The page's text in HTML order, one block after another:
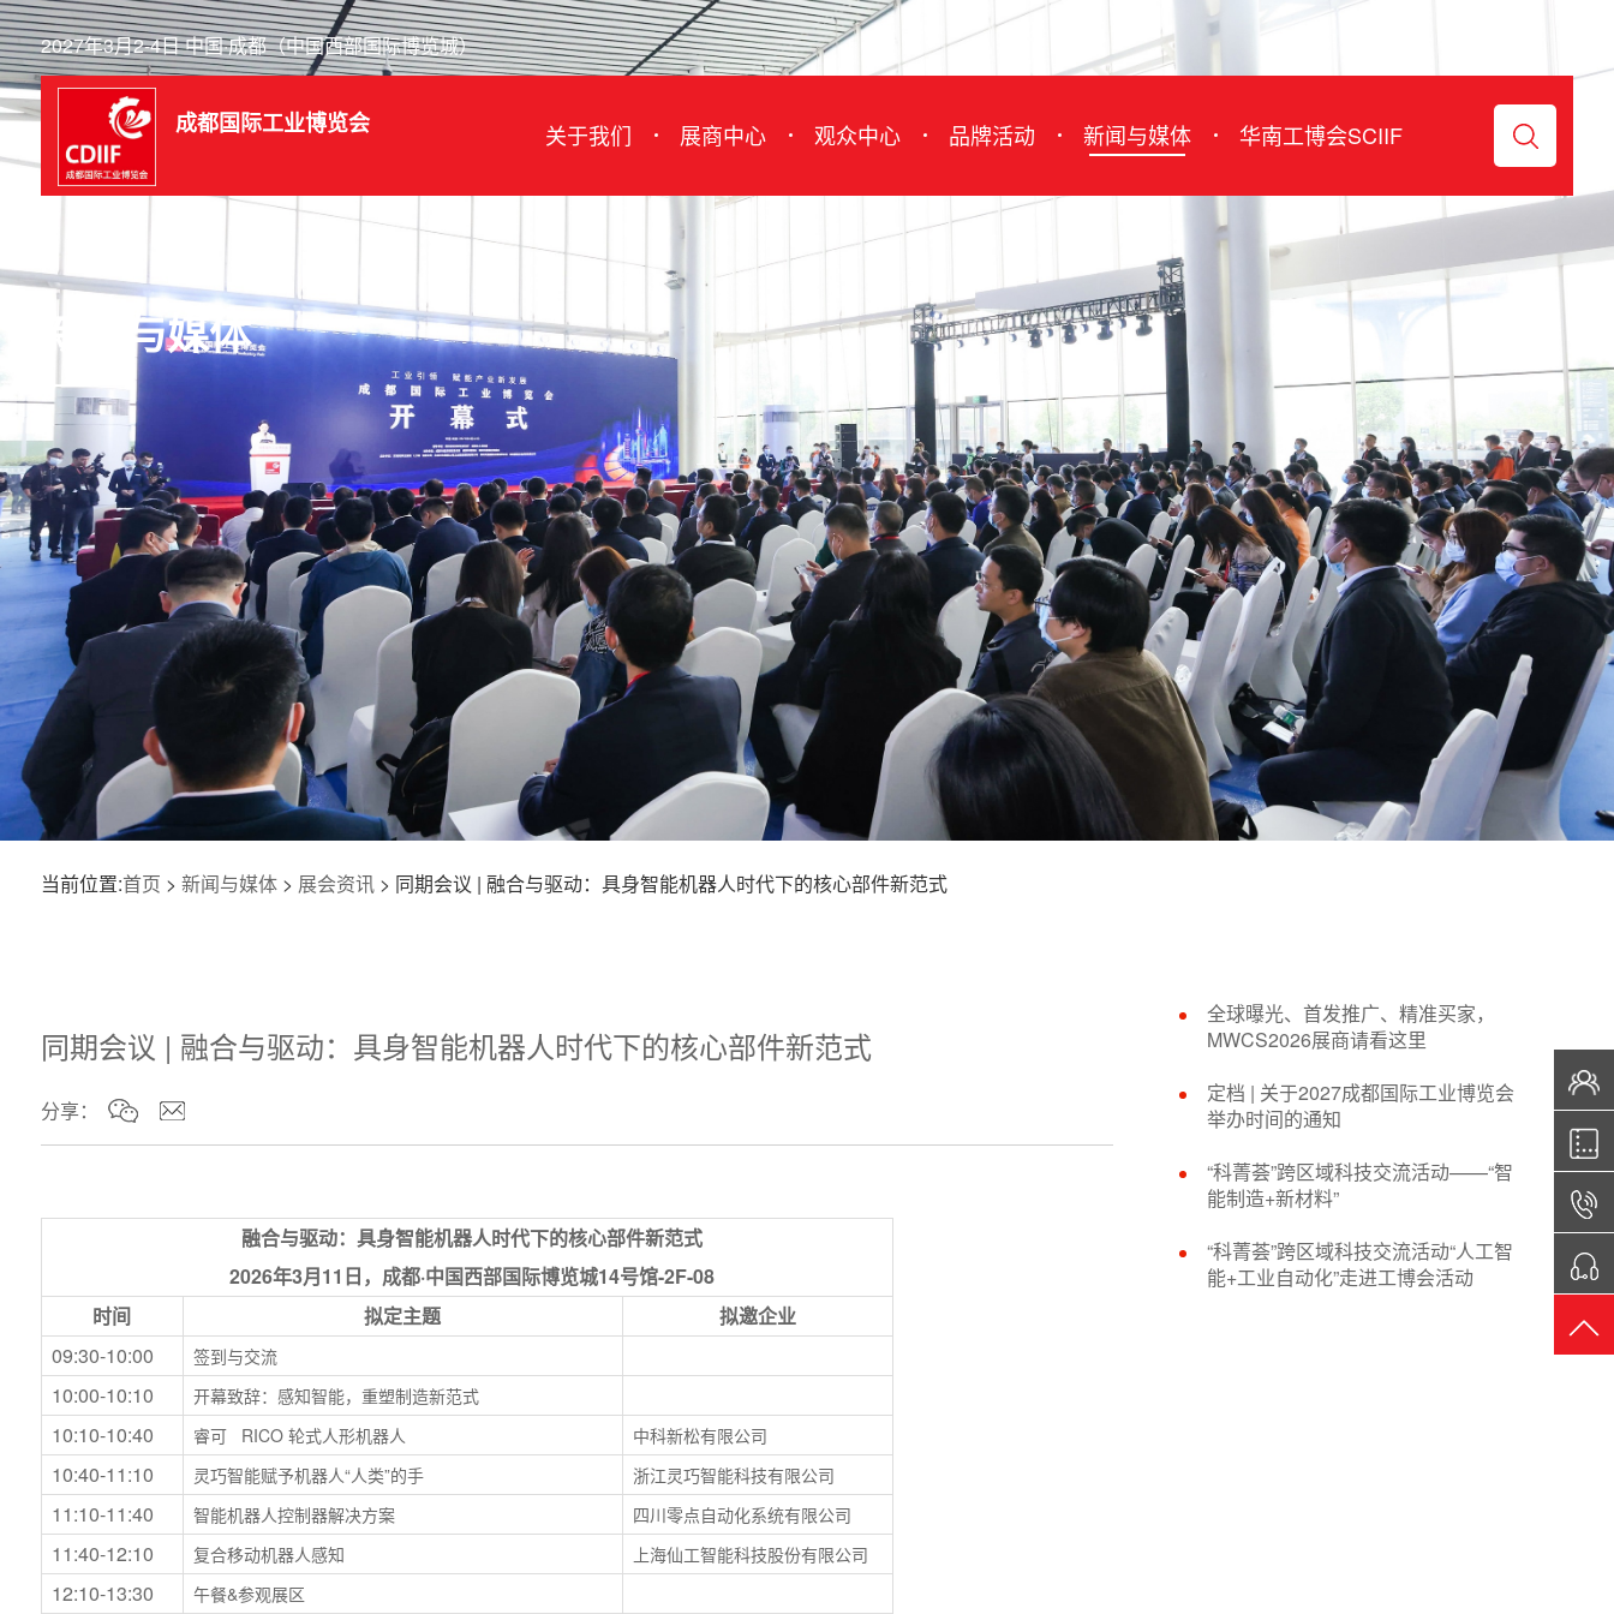
2027年3月2-4日 中国·成都（中国西部国际博览城）
成都国际工业博览会 关于我们 展商中心 观众中心 品牌活动 新闻与媒体 华南工博会SCIIF
新闻与媒体
当前位置:首页 > 新闻与媒体> 展会资讯> 同期会议 | 融合与驱动：具身智能机器人时代下的核心部件新范式
同期会议 | 融合与驱动：具身智能机器人时代下的核心部件新范式
分享：
融合与驱动：具身智能机器人时代下的核心部件新范式
2026年3月11日，成都·中国西部国际博览城14号馆-2F-08
时间
拟定主题
拟邀企业
09:30-10:00
签到与交流
10:00-10:10 开幕致辞：感知智能，重塑制造新范式
10:10-10:40 睿可 RICO 轮式人形机器人 中科新松有限公司
10:40-11:10 灵巧智能赋予机器人“人类”的手 浙江灵巧智能科技有限公司
11:10-11:40 智能机器人控制器解决方案 四川零点自动化系统有限公司
11:40-12:10 复合移动机器人感知 上海仙工智能科技股份有限公司
12:10-13:30 午餐&参观展区
全球曝光、首发推广、精准买家，
MWCS2026展商请看这里
定档 | 关于2027成都国际工业博览会
举办时间的通知
“科菁荟”跨区域科技交流活动——“智
能制造+新材料”
“科菁荟”跨区域科技交流活动“人工智
能+工业自动化”走进工博会活动